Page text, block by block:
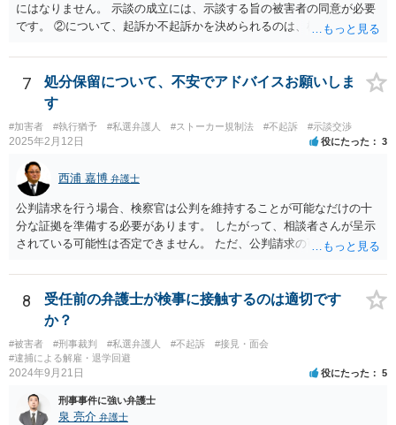
にはなりません。 示談の成立には、示談する旨の被害者の同意が必要
です。 ②について、起訴か不起訴かを決められるのは、検察官のみで
ますが、警察官の個人的な見立てに過ぎません。 ③について、一般
に、示談を行うとすれば少しでも早い方がいいです。 被害者の動きを
待って、ということは通常しません。 ④について、示談をされたいと
いうことであれば、弁護士に依頼され、弁護士を通じて警察に対し、
被害者の連絡先を教えてもらえないかとお願いする方法があります。
最終的に応じるかは被害者の意向次第ですが、「加害者」本人に被害
者の情報を伝えるというのはなかなか応じてもらうのは難しいです
が、 弁護士限りで、などと条件を付けることで応じていただける可能
性があります。 以上踏まえて、お近くの弁護士事務所にご相談されて
みてください。
7
処分保留について、不安でアドバイスお願いしま
す
#加害者 #執行猶予 #私選弁護人 #ストーカー規制法 #不起訴 #示談交渉
2025年2月12日 役にたった 3
西浦 嘉博 弁護士
公判請求を行う場合、検察官は公判を維持することが可能なだけの十
分な証拠を準備する必要があります。 したがって、相談者さんが呈示
されている可能性は否定できません。 ただ、公判請求の可能性が完全
いのではないかと思われます。 繰り返しますが、ご依頼されている弁
護人とご相談ください。
8
受任前の弁護士が検事に接触するのは適切です
か？
#被害者 #刑事裁判 #私選弁護人 #不起訴
#接見・面会
#逮捕による解雇・退学回避
2024年9月21日 役にたった 5
刑事事件に強い弁護士
泉 亮介 弁護士